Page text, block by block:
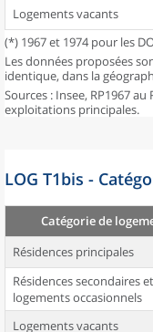
Logements vacants
(*) 1967 et 1974 pour les
Les données proposées
identique, dans la
Sources : Insee, RP1967
exploitations principales.
LOG T1bis -
Catégorie de
Résidences principales
Résidences secondaires et
logements occasionnels
Logements vacants